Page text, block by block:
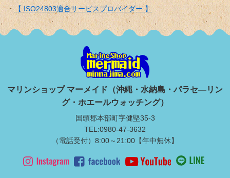
【 ISO24803適合サービスプロバイダー 】
マリンショップ マーメイド（沖縄・水納島・パラセ―リン
グ・ホエールウォッチング）
国頭郡本部町字健堅35-3
TEL:0980-47-3632
（電話受付）8:00～21:00【年中無休】